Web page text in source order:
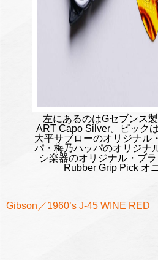
左にあるのはGセブンス
ART Capo Silver。ピック
大平サブローのオリジナル
パ・梅乃ハッパのオリジナ
シ楽器のオリジナル・ブ
Rubber Grip Pick オ
Gibson／1960’s J-45 WINE RED